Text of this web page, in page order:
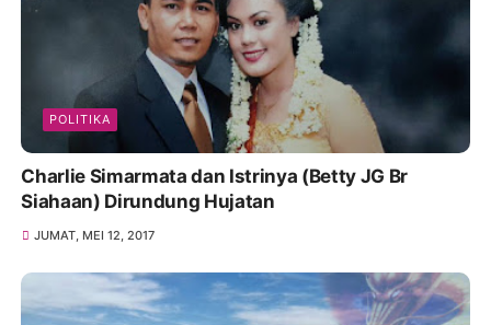
POLITIKA
Charlie Simarmata dan Istrinya (Betty JG Br
Siahaan) Dirundung Hujatan
JUMAT, MEI 12, 2017